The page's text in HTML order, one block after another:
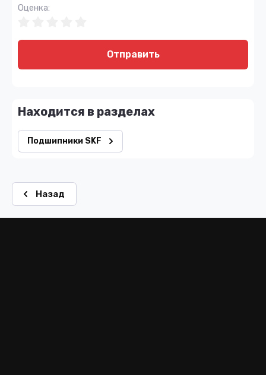
Оценка:
Отправить
Находится в разделах
Подшипники SKF
Назад